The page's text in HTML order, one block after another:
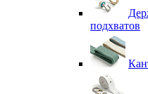
подхватов